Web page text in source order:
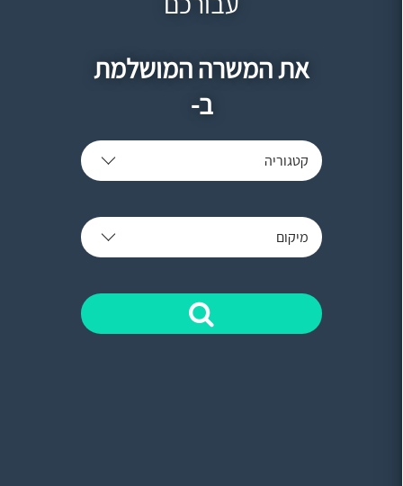
את המשרה המושלמת
ב-
קטגוריה
מיקום